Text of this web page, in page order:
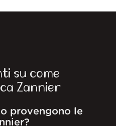
su come
Zannier
provengono le